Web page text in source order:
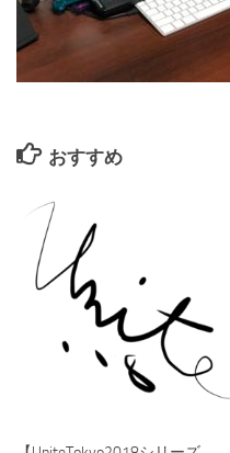
おすすめ